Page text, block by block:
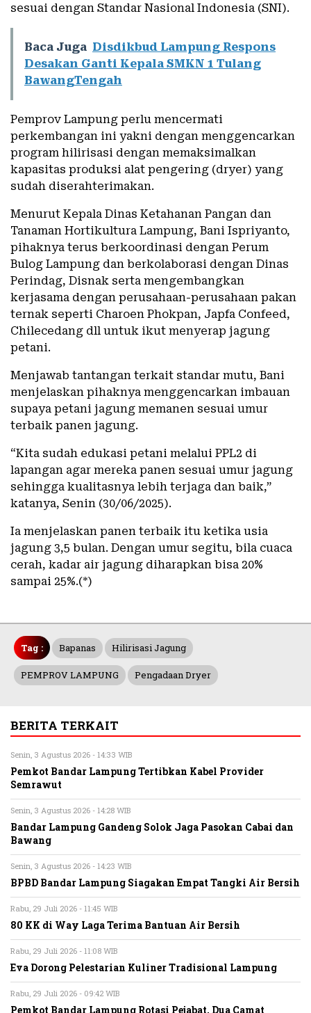
sesuai dengan Standar Nasional Indonesia (SNI).
Baca Juga Disdikbud Lampung Respons
Desakan Ganti Kepala SMKN 1 Tulang
BawangTengah
Pemprov Lampung perlu mencermati
perkembangan ini yakni dengan menggencarkan
program hilirisasi dengan memaksimalkan
kapasitas produksi alat pengering (dryer) yang
sudah diserahterimakan.
Menurut Kepala Dinas Ketahanan Pangan dan
Tanaman Hortikultura Lampung, Bani Ispriyanto,
pihaknya terus berkoordinasi dengan Perum
Bulog Lampung dan berkolaborasi dengan Dinas
Perindag, Disnak serta mengembangkan
kerjasama dengan perusahaan-perusahaan pakan
ternak seperti Charoen Phokpan, Japfa Confeed,
Chilecedang dll untuk ikut menyerap jagung
petani.
Menjawab tantangan terkait standar mutu, Bani
menjelaskan pihaknya menggencarkan imbauan
supaya petani jagung memanen sesuai umur
terbaik panen jagung.
“Kita sudah edukasi petani melalui PPL2 di
lapangan agar mereka panen sesuai umur jagung
sehingga kualitasnya lebih terjaga dan baik,”
katanya, Senin (30/06/2025).
Ia menjelaskan panen terbaik itu ketika usia
jagung 3,5 bulan. Dengan umur segitu, bila cuaca
cerah, kadar air jagung diharapkan bisa 20%
sampai 25%.(*)
Tag : Bapanas Hilirisasi Jagung
PEMPROV LAMPUNG Pengadaan Dryer
BERITA TERKAIT
Senin, 3 Agustus 2026 - 14:33 WIB
Pemkot Bandar Lampung Tertibkan Kabel Provider
Semrawut
Senin, 3 Agustus 2026 - 14:28 WIB
Bandar Lampung Gandeng Solok Jaga Pasokan Cabai dan
Bawang
Senin, 3 Agustus 2026 - 14:23 WIB
BPBD Bandar Lampung Siagakan Empat Tangki Air Bersih
Rabu, 29 Juli 2026 - 11:45 WIB
80 KK di Way Laga Terima Bantuan Air Bersih
Rabu, 29 Juli 2026 - 11:08 WIB
Eva Dorong Pelestarian Kuliner Tradisional Lampung
Rabu, 29 Juli 2026 - 09:42 WIB
Pemkot Bandar Lampung Rotasi Pejabat, Dua Camat